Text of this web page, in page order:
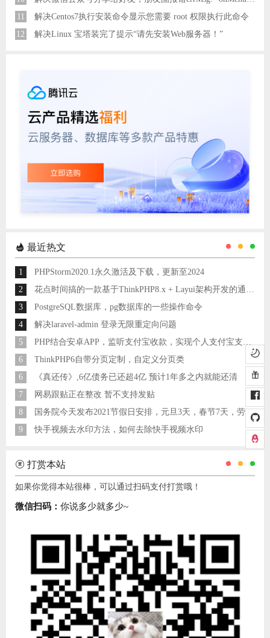
11
解决Centos7执行安装命令显示您需要 root 权限执行此命令
12
解决Linux 宝塔装完了提示“请先安装Web服务器！”
最近热文
1
PHPStorm2020.1永久激活及下载，更新至2024
2
花点时间搞的一款基于ThinkPHP8.x + Layui架构开发的通用后台管理系统
3
PostgreSQL数据库，pg数据库的一些操作命令
4
解决laravel-admin 登录无限重定向问题
5
PHP结合安卓APP，监听支付宝收款，实现个人支付宝支付接口
6
ThinkPHP6自带分页定制，自定义分页类
6
《真还传》,6亿债务已还超4亿 预计1年多之内就能还清
7
网易跟贴正在整改 暂不支持发贴
8
国务院今天发布2021节假日安排，元旦3天，春节7天，劳动节5天
9
快手视频去水印方法，如何去除快手视频水印
打赏本站
如果你觉得本站很棒，可以通过扫码支付打赏哦！
微信扫码： 你说多少就多少~